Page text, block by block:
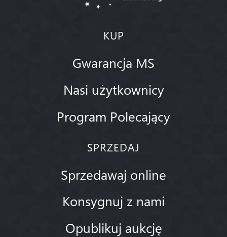
KUP
Gwarancja MS
Nasi użytkownicy
Program Polecający
SPRZEDAJ
Sprzedawaj online
Konsygnuj z nami
Opublikuj aukcję